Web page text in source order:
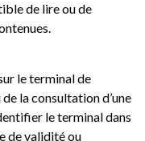
de lire ou de
le terminal de
la consultation d’une
le terminal dans
de validité ou